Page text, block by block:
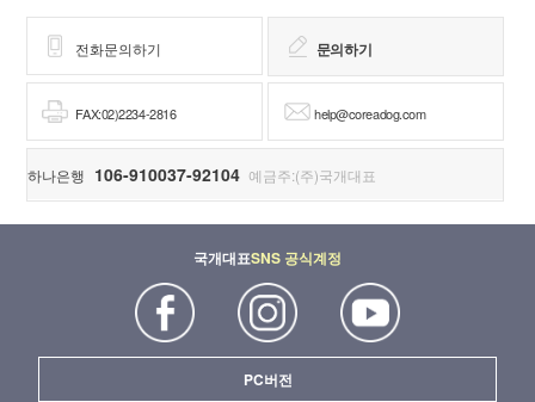
전화문의하기 문의하기
FAX:02)2234-2816 help@coreadog.com
하나은행 106-910037-92104 예금주:(주)국개대표
국개대표SNS 공식계정
PC버전